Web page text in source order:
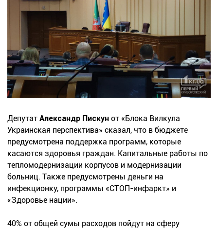
Депутат Александр Пискун от «Блока Вилкула
Украинская перспектива» сказал, что в бюджете
предусмотрена поддержка программ, которые
касаются здоровья граждан. Капитальные работы по
тепломодернизации корпусов и модернизации
больниц. Также предусмотрены деньги на
инфекционку, программы «СТОП-инфаркт» и
«Здоровье нации».
40% от общей сумы расходов пойдут на сферу